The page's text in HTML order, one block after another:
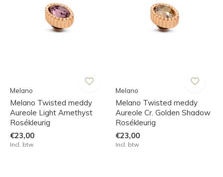
Melano
Melano Twisted meddy
Aureole Light Amethyst
Rosékleurig
€23,00
Incl. btw
Melano
Melano Twisted meddy
Aureole Cr. Golden Shadow
Rosékleurig
€23,00
Incl. btw